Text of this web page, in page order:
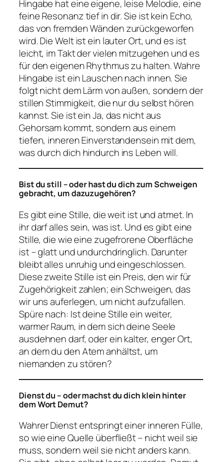
Hingabe hat eine eigene, leise Melodie, eine
feine Resonanz tief in dir. Sie ist kein Echo,
das von fremden Wänden zurückgeworfen
wird. Die Welt ist ein lauter Ort, und es ist
leicht, im Takt der vielen mitzugehen und es
für den eigenen Rhythmus zu halten. Wahre
Hingabe ist ein Lauschen nach innen. Sie
folgt nicht dem Lärm von außen, sondern der
stillen Stimmigkeit, die nur du selbst hören
kannst. Sie ist ein Ja, das nicht aus
Gehorsam kommt, sondern aus einem
tiefen, inneren Einverstandensein mit dem,
was durch dich hindurch ins Leben will.
Bist du still – oder hast du dich zum Schweigen
gebracht, um dazuzugehören?
Es gibt eine Stille, die weit ist und atmet. In
ihr darf alles sein, was ist. Und es gibt eine
Stille, die wie eine zugefrorene Oberfläche
ist – glatt und undurchdringlich. Darunter
bleibt alles unruhig und eingeschlossen.
Diese zweite Stille ist ein Preis, den wir für
Zugehörigkeit zahlen; ein Schweigen, das
wir uns auferlegen, um nicht aufzufallen.
Spüre nach: Ist deine Stille ein weiter,
warmer Raum, in dem sich deine Seele
ausdehnen darf, oder ein kalter, enger Ort,
an dem du den Atem anhältst, um
niemanden zu stören?
Dienst du – oder machst du dich klein hinter
dem Wort Demut?
Wahrer Dienst entspringt einer inneren Fülle,
so wie eine Quelle überfließt – nicht weil sie
muss, sondern weil sie nicht anders kann.